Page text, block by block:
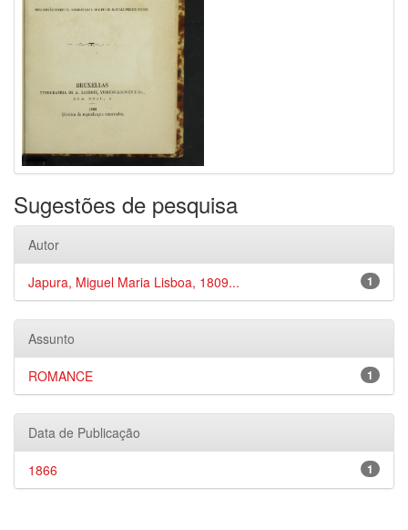
Sugestões de pesquisa
Autor
1
Japura, Miguel Maria Lisboa, 1809...
Assunto
1
ROMANCE
Data de Publicação
1
1866